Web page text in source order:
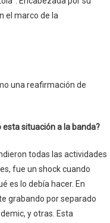
el marco de la
una reafirmación de
situación a la banda?
todas las actividades
fue un shock cuando
es lo debía hacer. En
grabando por separado
y otras. Esta